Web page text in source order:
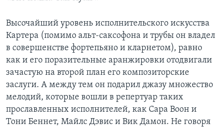
Высочайший уровень исполнительского искусства
Картера (помимо альт-саксофона и трубы он владел
в совершенстве фортепьяно и кларнетом), равно
как и его поразительные аранжировки отодвигали
зачастую на второй план его композиторские
заслуги. А между тем он подарил джазу множество
мелодий, которые вошли в репертуар таких
прославленных исполнителей, как Сара Воон и
Тони Беннет, Майлс Дэвис и Вик Дамон. Не говоря